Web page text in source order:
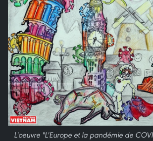
L'oeuvre "L'Europe et la pandémie de